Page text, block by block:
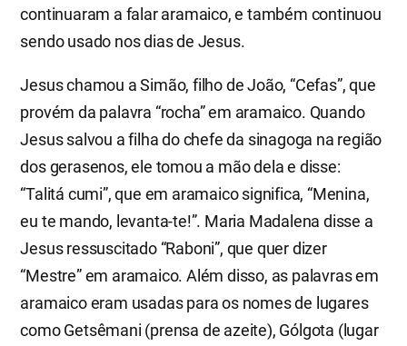
continuaram a falar aramaico, e também continuou
sendo usado nos dias de Jesus.
Jesus chamou a Simão, filho de João, “Cefas”, que
provém da palavra “rocha” em aramaico. Quando
Jesus salvou a filha do chefe da sinagoga na região
dos gerasenos, ele tomou a mão dela e disse:
“Talitá cumi”, que em aramaico significa, “Menina,
eu te mando, levanta-te!”. Maria Madalena disse a
Jesus ressuscitado “Raboni”, que quer dizer
“Mestre” em aramaico. Além disso, as palavras em
aramaico eram usadas para os nomes de lugares
como Getsêmani (prensa de azeite), Gólgota (lugar